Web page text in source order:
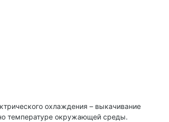
охлаждения – выкачивание
температуре окружающей среды.